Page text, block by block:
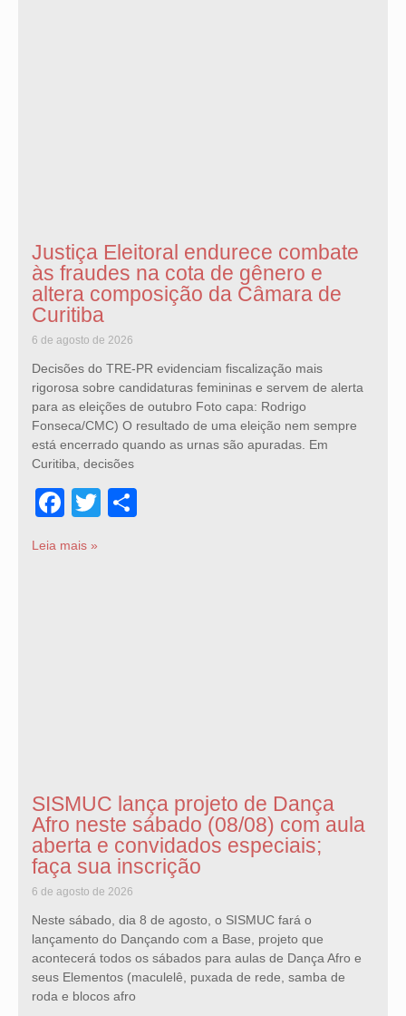
Justiça Eleitoral endurece combate
às fraudes na cota de gênero e
altera composição da Câmara de
Curitiba
6 de agosto de 2026
Decisões do TRE-PR evidenciam fiscalização mais
rigorosa sobre candidaturas femininas e servem de alerta
para as eleições de outubro Foto capa: Rodrigo
Fonseca/CMC) O resultado de uma eleição nem sempre
está encerrado quando as urnas são apuradas. Em
Curitiba, decisões
Facebook
Twitter
Leia mais »
SISMUC lança projeto de Dança
Afro neste sábado (08/08) com aula
aberta e convidados especiais;
faça sua inscrição
6 de agosto de 2026
Neste sábado, dia 8 de agosto, o SISMUC fará o
lançamento do Dançando com a Base, projeto que
acontecerá todos os sábados para aulas de Dança Afro e
seus Elementos (maculelê, puxada de rede, samba de
roda e blocos afro